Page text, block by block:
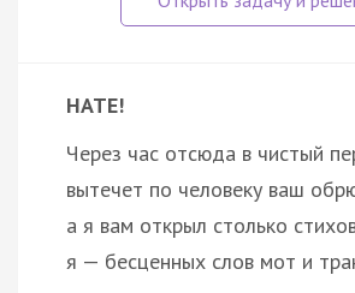
НАТЕ!
Через час отсюда в чистый
вытечет по человеку ваш
а я вам открыл столько
я — бесценных слов мот и